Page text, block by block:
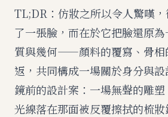
TL;DR：仿妝之所以令人驚嘆
了一張臉，而在於它把臉還原
質與幾何——顏料的覆寫、骨相
返，共同構成一場關於身分與設
鏡前的設計案：一場無聲的雕塑
光線落在那面被反覆擦拭的梳